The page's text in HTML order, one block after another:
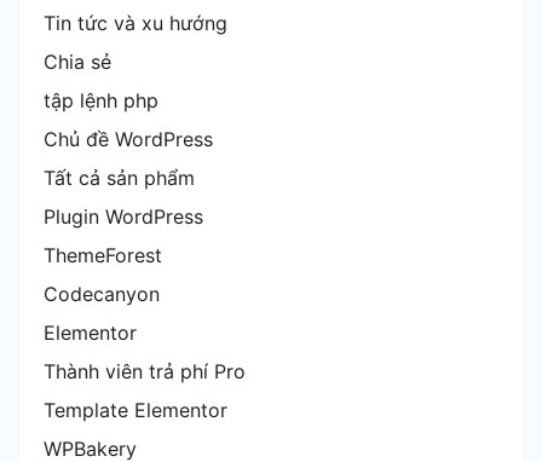
Tin tức và xu hướng
Chia sẻ
tập lệnh php
Chủ đề WordPress
Tất cả sản phẩm
Plugin WordPress
ThemeForest
Codecanyon
Elementor
Thành viên trả phí Pro
Template Elementor
WPBakery